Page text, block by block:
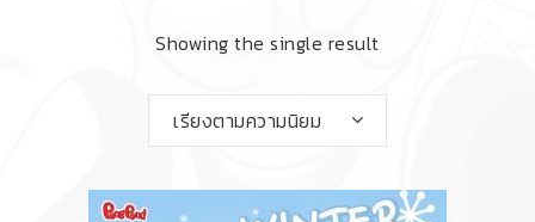
Showing the single result
เรียงตามความนิยม